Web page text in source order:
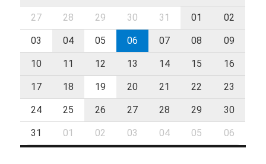
27 28 29 30 31 01 02
03 04 05 06 07 08 09
10 11 12 13 14 15 16
17 18 19 20 21 22 23
24 25 26 27 28 29 30
31 01 02 03 04 05 06